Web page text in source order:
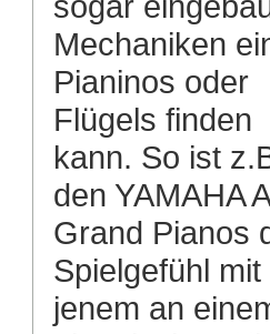
Mechaniken
Pianinos oder
Flügels finden
kann. So ist
den YAMAHA
Grand Pianos
Spielgefühl mit
jenem an